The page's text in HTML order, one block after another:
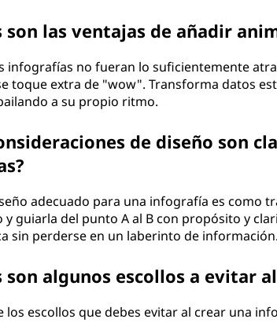
son las ventajas de añadir
infografías no fueran lo suficientemente
toque extra de "wow". Transforma datos
a su propio ritmo.
de diseño son
adecuado para una infografía es como
y guiarla del punto A al B con propósito y
sin perderse en un laberinto de información.
son algunos escollos a evitar
los escollos que debes evitar al crear una